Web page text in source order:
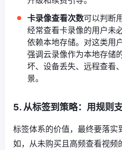
卡录像查看次数可以判断
经常查看卡录像的用户未
依赖本地存储。对这类用
强调云录像作为本地存储
坏、设备丢失、远程查看
景。
5. 从标签到策略：用规则
标签体系的价值，最终要落实
如，从未购买且高频查看视频